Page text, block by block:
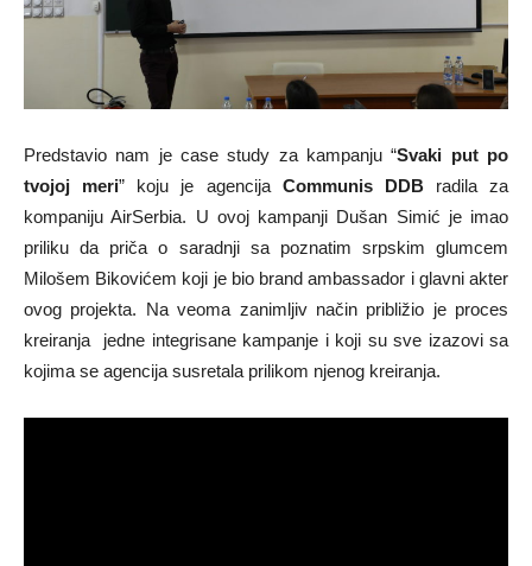
Predstavio nam je case study za kampanju “Svaki put po
tvojoj meri” koju je agencija Communis DDBradila za
kompaniju AirSerbia. U ovoj kampanji Dušan Simić je imao
priliku da priča o saradnji sa poznatim srpskim glumcem
Milošem Bikovićem koji je bio brand ambassador i glavni akter
ovog projekta. Na veoma zanimljiv način približio je proces
kreiranja jedne integrisane kampanje i koji su sve izazovi sa
kojima se agencija susretala prilikom njenog kreiranja.